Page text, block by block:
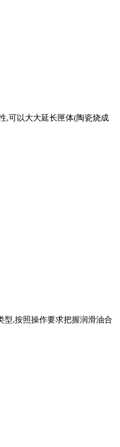
,可以大大延长匣体(陶瓷烧成
型,按照操作要求把握润滑油合